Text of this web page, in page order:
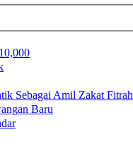
Sebagai Amil Zakat Fitrah
Baru